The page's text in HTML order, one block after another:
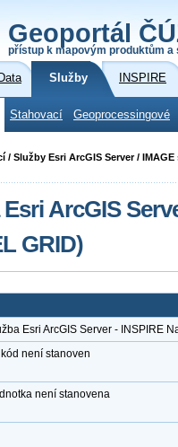
Geoportál
přístup k mapovým produktům a
Data Služby INSPIRE
Stahovací Geoprocessingové
/ Služby Esri ArcGIS Server /
ArcGIS
GRID)
Esri ArcGIS Server - INSPIRE
není stanoven
není stanovena